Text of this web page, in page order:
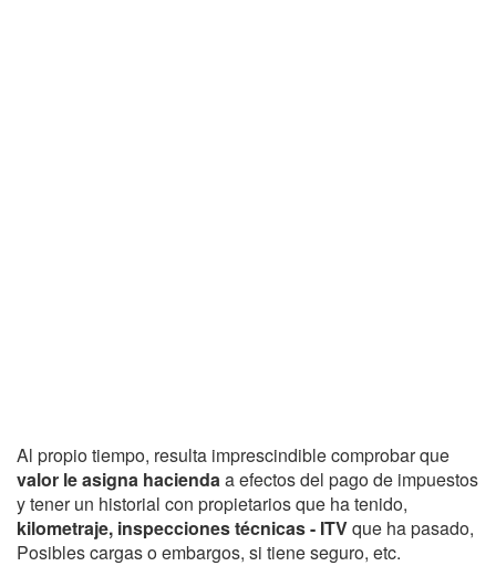
Al propio tiempo, resulta imprescindible comprobar que
valor le asigna haciendaa efectos del pago de impuestos
y tener un historial con propietarios que ha tenido,
kilometraje, inspecciones técnicas - ITVque ha pasado,
Posibles cargas o embargos, si tiene seguro, etc.